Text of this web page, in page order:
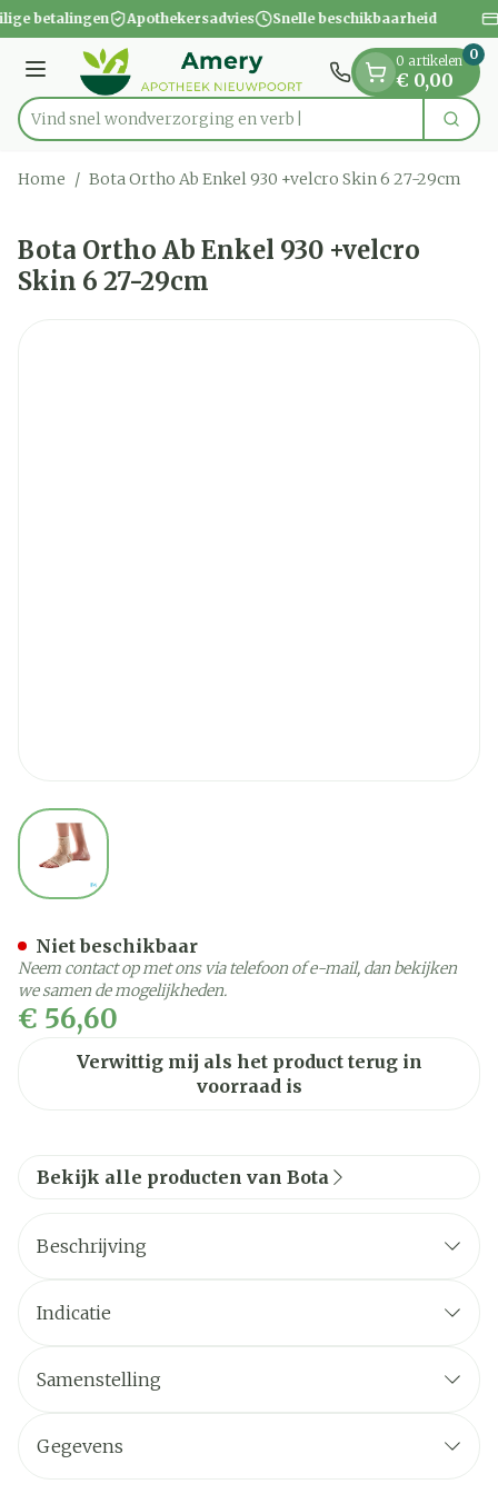
Ga naar de inhoud
1 van 1
betalingen Apothekersadvies Snelle beschikbaarheid
Menu
Product, merk, categorie...
Vind snel wondverzorgin Zoek
0 artikelen
€ 0,00
0
Home / Bota Ortho Ab Enkel 930 +velcro Skin 6 27-29cm
Bota Ortho Ab Enkel 930 +velcro
Skin 6 27-29cm
View larger image
€ 56,60
Verwittig mij als het product terug in
voorraad is
Niet beschikbaar
Neem contact op met ons via telefoon of e-mail, dan bekijken
we samen de mogelijkheden.
Bekijk alle producten van Bota
Beschrijving
Indicatie
Samenstelling
Gegevens